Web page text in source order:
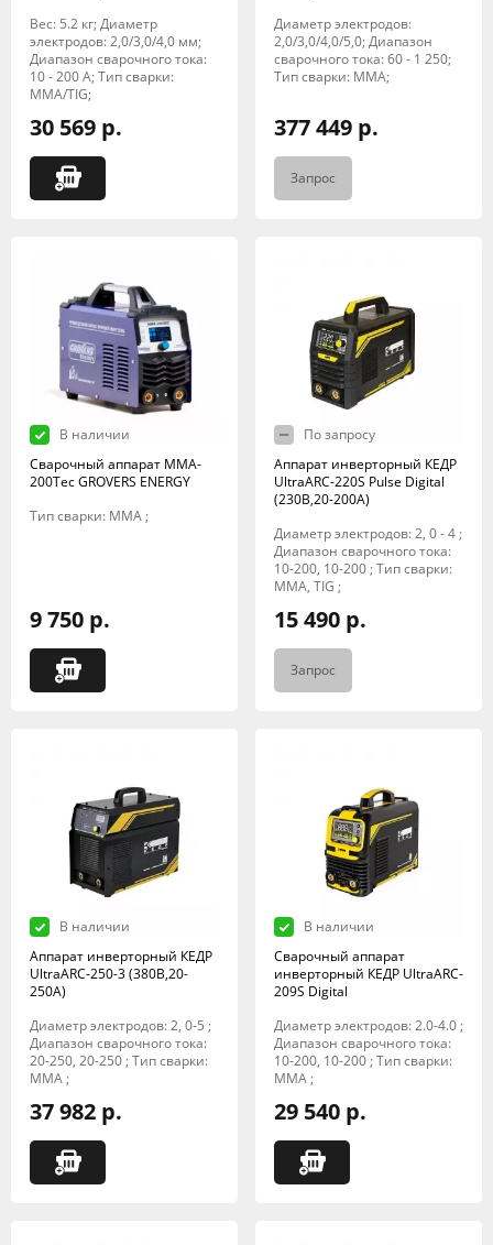
Вес: 5.2 кг; Диаметр
электродов: 2,0/3,0/4,0 мм;
Диапазон сварочного тока:
10 - 200 А; Тип сварки:
MMA/TIG;
30 569 р.
Диаметр электродов:
2,0/3,0/4,0/5,0; Диапазон
сварочного тока: 60 - 1 250;
Тип сварки: MMA;
377 449 р.
Запрос
В наличии
Сварочный аппарат MMA-
200Tec GROVERS ENERGY
Тип сварки: MMA ;
9 750 р.
По запросу
Аппарат инверторный КЕДР
UltraARC-220S Pulse Digital
(230В,20-200А)
Диаметр электродов: 2, 0 - 4 ;
Диапазон сварочного тока:
10-200, 10-200 ; Тип сварки:
MMA, TIG ;
15 490 р.
Запрос
В наличии
Аппарат инверторный КЕДР
UltraARC-250-3 (380В,20-
250А)
Диаметр электродов: 2, 0-5 ;
Диапазон сварочного тока:
20-250, 20-250 ; Тип сварки:
MMA ;
37 982 р.
В наличии
Сварочный аппарат
инверторный КЕДР UltraARC-
209S Digital
Диаметр электродов: 2.0-4.0 ;
Диапазон сварочного тока:
10-200, 10-200 ; Тип сварки:
MMA ;
29 540 р.